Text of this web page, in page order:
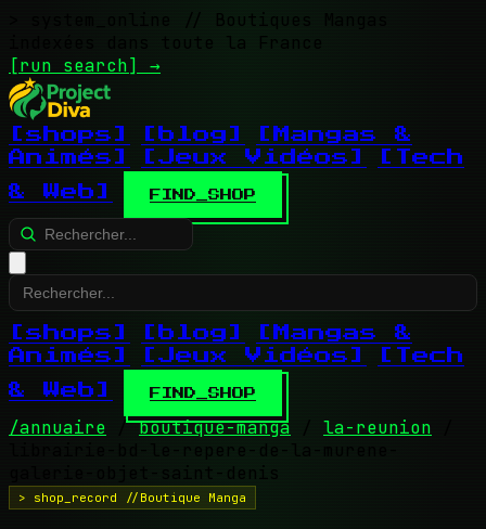
// Boutiques Mangas
indexées dans toute la France
[run search] →
[shops] [blog]
[Mangas &
Animés]
[Jeux Vidéos]
[Tech
& Web]
FIND_SHOP
[shops] [blog]
[Mangas &
Animés]
[Jeux Vidéos]
[Tech
& Web]
FIND_SHOP
/annuaire / boutique-manga / la-reunion
librairie-bd-le-repere-de-la-murene-
galerie-objet-saint-denis
> shop_record //Boutique Manga